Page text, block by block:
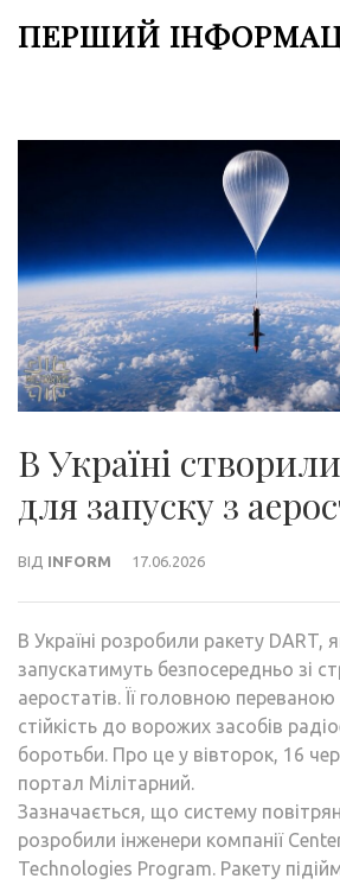
доПЕРШИЙ
В Україні
для запуску з
ВІД INFORM 17.06.2026
В Україні розробили ракету DART,
запускатимуть безпосередньо зі
аеростатів. Її головною
стійкість до ворожих засобів
боротьби. Про це у вівторок, 16
портал Мілітарний.
Зазначається, що систему
розробили інженери компанії
Technologies Program. Ракету